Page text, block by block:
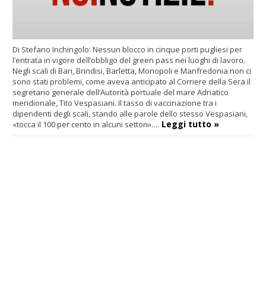
Di Stefano Inchingolo: Nessun blocco in cinque porti pugliesi per
l’entrata in vigore dell’obbligo del green pass nei luoghi di lavoro.
Negli scali di Bari, Brindisi, Barletta, Monopoli e Manfredonia non ci
sono stati problemi, come aveva anticipato al Corriere della Sera il
segretario generale dell’Autorità portuale del mare Adriatico
meridionale, Tito Vespasiani. Il tasso di vaccinazione tra i
dipendenti degli scali, stando alle parole dello stesso Vespasiani,
«tocca il 100 per cento in alcuni settori».… Leggi tutto »